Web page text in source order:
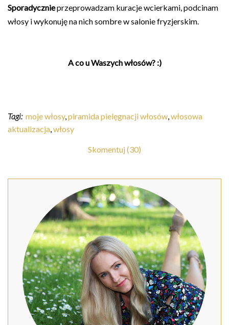
Sporadycznieprzeprowadzam kuracje wcierkami, podcinam
włosy i wykonuję na nich sombre w salonie fryzjerskim.
A co u Waszych włosów? :)
Tagi: moje włosy,piramida pielęgnacji włosów,włosowa
aktualizacja,włosy
Skomentuj (30)